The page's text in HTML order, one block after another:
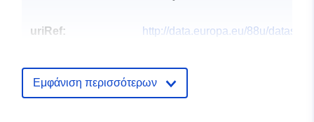
uriRef:
http://data.europa.eu/88u/dataset/
Εμφάνιση περισσότερων